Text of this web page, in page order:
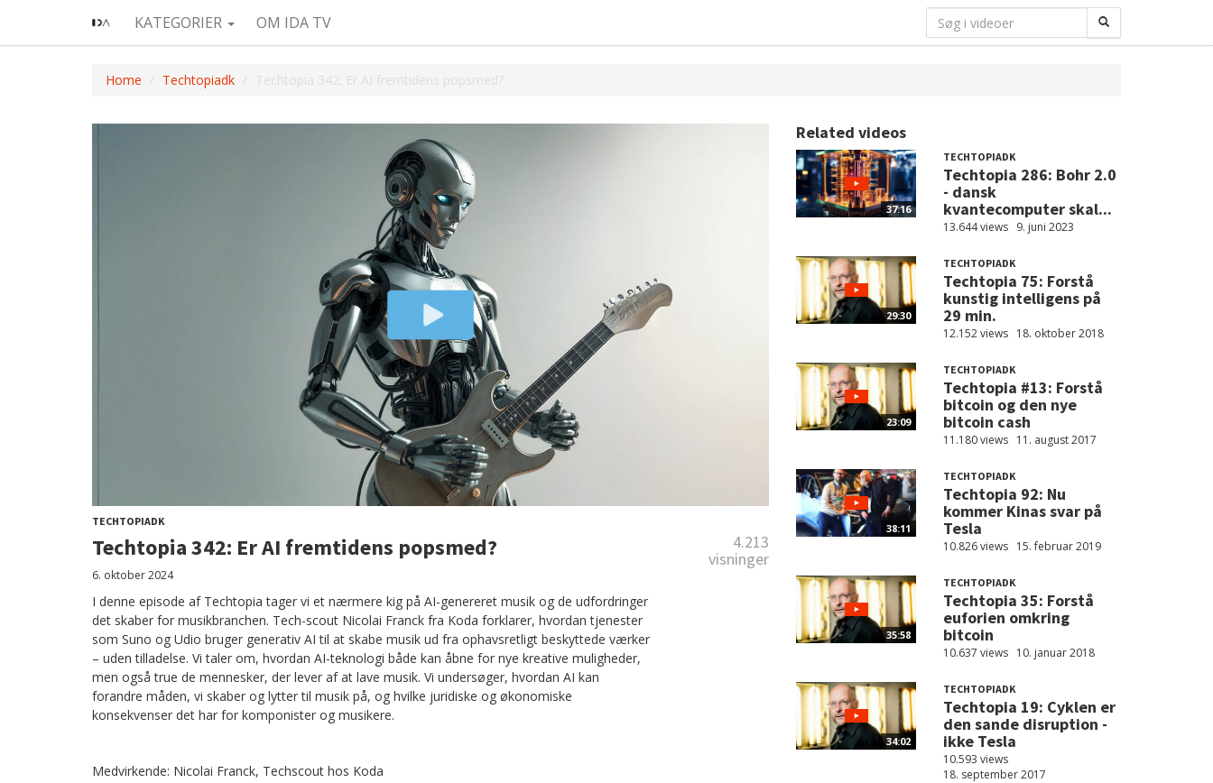
KATEGORIER OM IDA TV
Home Techtopiadk Techtopia 342: Er AI fremtidens popsmed?
TECHTOPIADK
Techtopia 342: Er AI fremtidens popsmed?
4.213
visninger
6. oktober 2024
I denne episode af Techtopia tager vi et nærmere kig på AI-genereret musik og de udfordringer
det skaber for musikbranchen. Tech-scout Nicolai Franck fra Koda forklarer, hvordan tjenester
som Suno og Udio bruger generativ AI til at skabe musik ud fra ophavsretligt beskyttede værker
– uden tilladelse. Vi taler om, hvordan AI-teknologi både kan åbne for nye kreative muligheder,
men også true de mennesker, der lever af at lave musik. Vi undersøger, hvordan AI kan
forandre måden, vi skaber og lytter til musik på, og hvilke juridiske og økonomiske
konsekvenser det har for komponister og musikere.
Medvirkende: Nicolai Franck, Techscout hos Koda
Related videos
37:16
TECHTOPIADK
Techtopia 286: Bohr 2.0
- dansk
kvantecomputer skal...
13.644 views 9. juni 2023
29:30
TECHTOPIADK
Techtopia 75: Forstå
kunstig intelligens på
29 min.
12.152 views 18. oktober 2018
23:09
TECHTOPIADK
Techtopia #13: Forstå
bitcoin og den nye
bitcoin cash
11.180 views 11. august 2017
38:11
TECHTOPIADK
Techtopia 92: Nu
kommer Kinas svar på
Tesla
10.826 views 15. februar 2019
35:58
TECHTOPIADK
Techtopia 35: Forstå
euforien omkring
bitcoin
10.637 views 10. januar 2018
34:02
TECHTOPIADK
Techtopia 19: Cyklen er
den sande disruption -
ikke Tesla
10.593 views
18. september 2017